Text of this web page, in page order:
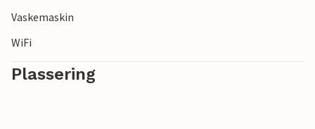
Vaskemaskin
WiFi
Plassering